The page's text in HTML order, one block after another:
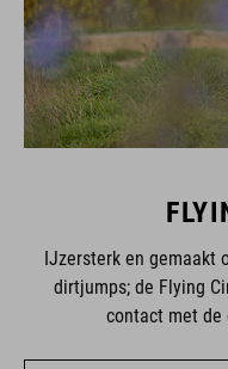
IJzersterk en gemaakt
dirtjumps; de Flying
contact met de